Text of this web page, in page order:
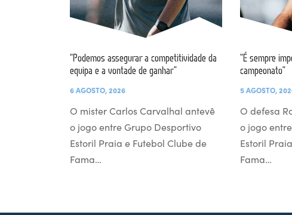
“Podemos assegurar a competitividade da
equipa e a vontade de ganhar”
6 AGOSTO, 2026
O mister Carlos Carvalhal antevê
o jogo entre Grupo Desportivo
Estoril Praia e Futebol Clube de
Fama…
“É sempre
campeonato”
5 AGOSTO,
O defesa
o jogo
Estoril
Fama…